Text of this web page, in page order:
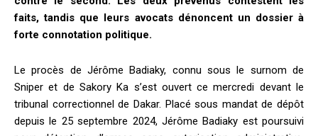
faits, tandis que leurs avocats dénoncent un dossier à
forte connotation politique.
Le procès de Jérôme Badiaky, connu sous le surnom de
Sniper et de Sakory Ka s’est ouvert ce mercredi devant le
tribunal correctionnel de Dakar. Placé sous mandat de dépôt
depuis le 25 septembre 2024, Jérôme Badiaky est poursuivi